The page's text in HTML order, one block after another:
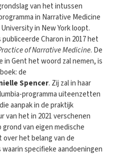
van het intussen
in Narrative Medicine
in New York loopt.
Charon in 2017 het
of Narrative Medicine. De
in Gent het woord zal nemen, is
de
Spencer. Zij zal in haar
programma uiteenzetten
aanpak in de praktijk
van het in 2021 verschenen
grond van eigen medische
het belang van de
specifieke aandoeningen